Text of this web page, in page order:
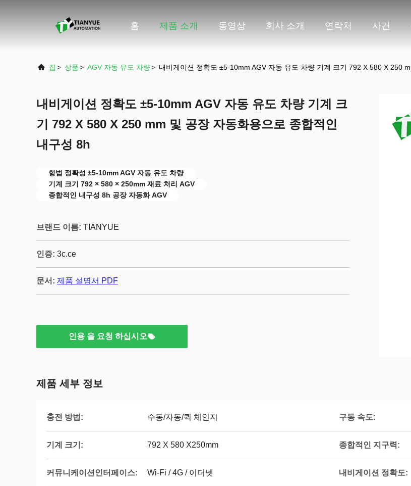
홈 제품 소개 동영상 회사 소개 연락처 사건
집 > 상품> AGV 자동 유도 차량> 내비게이션 정확도 ±5-10mm AGV 자동 유도 차량 기계 크기 792 X 580 X 250
내비게이션 정확도 ±5-10mm AGV 자동 유도 차량 기계 크
기 792 X 580 X 250 mm 및 공장 자동화용으로 종합적인
내구성 8h
항법 정확성 ±5-10mm AGV 자동 유도 차량
기계 크기 792 × 580 × 250mm 재료 처리 AGV
종합적인 내구성 8h 공장 자동화 AGV
브랜드 이름: TIANYUE
인증: 3c.ce
문서: 제품 설명서 PDF
인용 을 요청 하십시오
제품 세부 정보
충전 방법: 수동/자동/퀵 체인지 구동 속도:
기계 크기: 792 X 580 X250mm 종합적인 지구력:
커뮤니케이션인터페이스: Wi-Fi / 4G / 이더넷 내비게이션 정확도: